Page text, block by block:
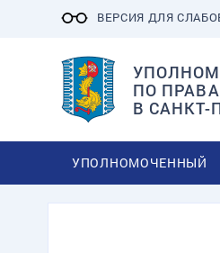
ВЕРСИЯ ДЛЯ
ПО
В САНКТ-
УПОЛНОМОЧЕННЫЙ